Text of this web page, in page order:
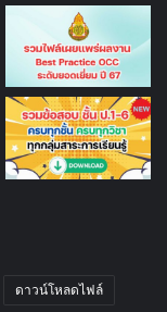
ดาวน์โหลดไฟล์